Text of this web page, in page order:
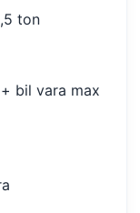
ton
bil vara max